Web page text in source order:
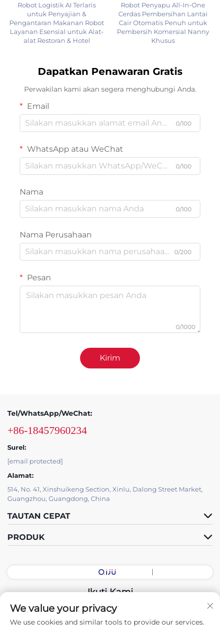
Robot Logistik AI Terlaris
untuk Penyajian &
Pengantaran Makanan Robot
Layanan Esensial untuk Alat-
alat Restoran & Hotel
Robot Penyapu All-In-One
Cerdas Pembersihan Lantai
Cair Otomatis Penuh untuk
Pembersih Komersial Nanny
Khusus
Dapatkan Penawaran Gratis
Perwakilan kami akan segera menghubungi Anda.
Email
0/100
WhatsApp atau WeChat
0/100
Nama
0/100
Nama Perusahaan
0/200
Pesan
0/1000
Kirim
Tel/WhatsApp/WeChat:
+86-18457960234
Surel:
[email protected]
Alamat:
514, No. 41, Xinshuikeng Section, Xinlu, Dalong Street Market,
Guangzhou, Guangdong, China
TAUTAN CEPAT
PRODUK
Ikuti Kami
Hak Cipta © 2026 China Guangdong Exhibition Hall Intelligent
We value your privacy
We use cookies and similar tools to provide our services.